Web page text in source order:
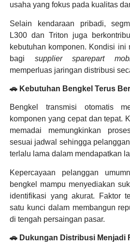
usaha yang fokus pada kualitas
Selain kendaraan pribadi,
L300 dan Triton juga
kebutuhan komponen. Kondisi ini
bagi supplier sparepart
memperluas jaringan distribusi
🚗 Kebutuhan Bengkel Terus
Bengkel transmisi otomatis
komponen yang cepat dan tepat.
memadai memungkinkan
sesuai jadwal sehingga
terlalu lama dalam mendapatkan
Kepercayaan pelanggan
bengkel mampu menyediakan
identifikasi yang akurat. Faktor
satu kunci dalam membangun
di tengah persaingan pasar.
🚗 Dukungan Distribusi Menjadi